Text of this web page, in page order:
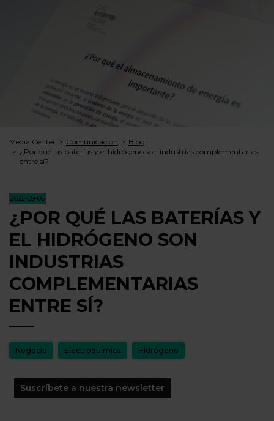
Media Center Comunicación
Blog
¿Por qué las baterías y el hidrógeno son industrias complementarias
entre sí?
2022-09-06
¿POR QUÉ LAS BATERÍAS Y
EL HIDRÓGENO SON
INDUSTRIAS
COMPLEMENTARIAS
ENTRE SÍ?
Negocio Electroquímica Hidrógeno
Suscríbete a nuestra newsletter